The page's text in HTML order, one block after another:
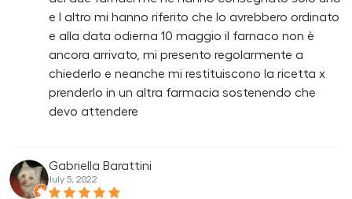
e l altro mi hanno riferito che lo avrebbero ordinato
e alla data odierna 10 maggio il farnaco non è
ancora arrivato, mi presento regolarmente a
chiederlo e neanche mi restituiscono la ricetta x
prenderlo in un altra farmacia sostenendo che
devo attendere
Gabriella Barattini
July 5, 2022